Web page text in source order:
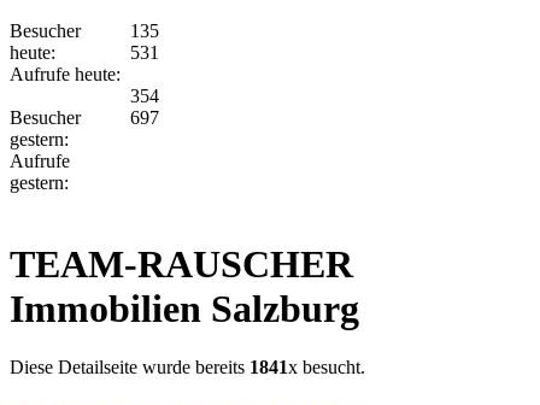
Besucher
heute:
Aufrufe heute:
Besucher
gestern:
Aufrufe
gestern:
135
531
354
697
TEAM-RAUSCHER
Immobilien Salzburg
Diese Detailseite wurde bereits 1841x besucht.